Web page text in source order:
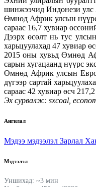
шинжээчид Индонези улс
Өмнөд Африк улсын
сараас 16,7 хувиар
Дээрх өсөлт нь тус
харьцуулахад 47 хувиар
2015 оны хувьд Өмнөд
сарын хугацаанд нүүрс
Өмнөд Африк улсын
дүгээр сартай
сараас 42 хувиар өсч
Эх сурвалж: sxcoal,
Ангилал
Мэдээ мэдээлэл Зарлал
Мэдээлэл
Уншихад: ~3 мин